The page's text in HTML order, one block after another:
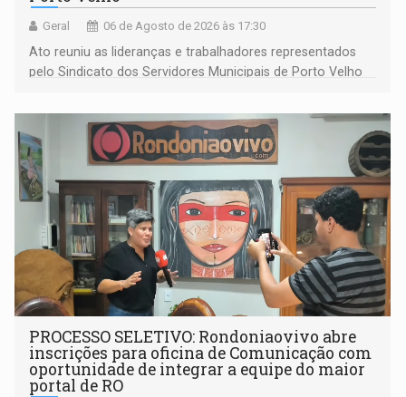
Geral 06 de Agosto de 2026 às 17:30
Ato reuniu as lideranças e trabalhadores representados
pelo Sindicato dos Servidores Municipais de Porto Velho
PROCESSO SELETIVO: Rondoniaovivo abre
inscrições para oficina de Comunicação com
oportunidade de integrar a equipe do maior
portal de RO